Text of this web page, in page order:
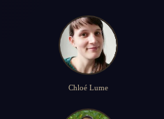
Chloé Lume